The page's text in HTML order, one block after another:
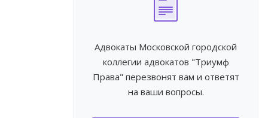
Адвокаты Московской городской
коллегии адвокатов "Триумф
Права" перезвонят вам и ответят
на ваши вопросы.